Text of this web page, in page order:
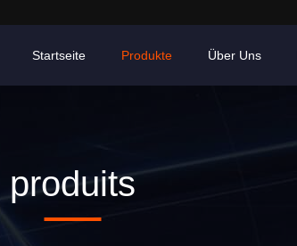
Startseite Produkte Über Uns
produits